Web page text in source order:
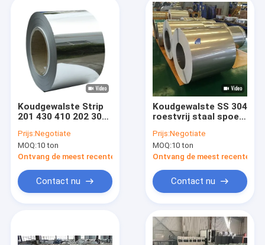
Koudgewalste Strip
201 430 410 202 304
3mm Dik van de
Roestvrij staalrol
Prijs:Negotiate
MOQ:10 ton
Ontvang de meest recente Prijs
Contact nu
Koudgewalste SS 304
roestvrij staal spoel
Prijs:Negotiate
MOQ:10 ton
Ontvang de meest recente
Contact nu